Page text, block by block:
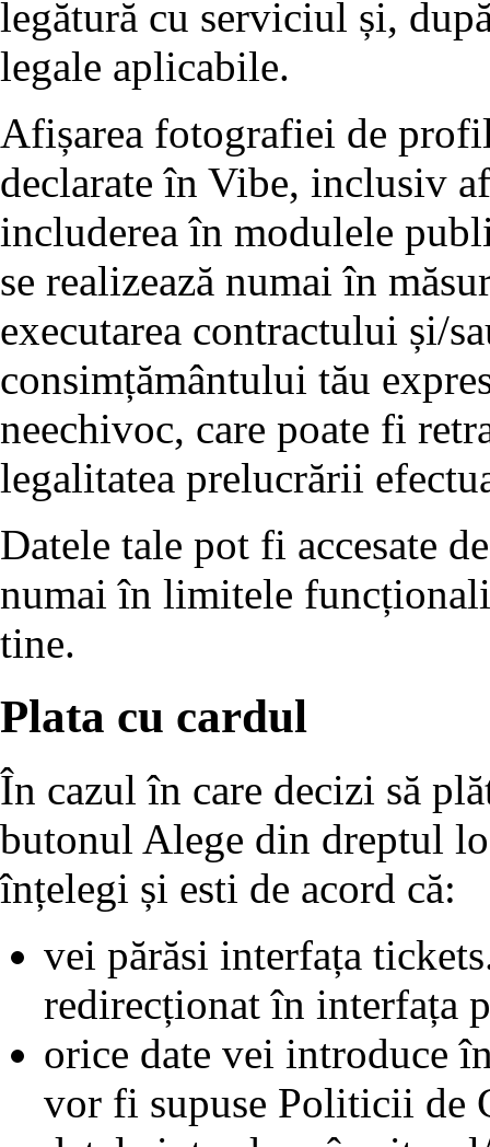
legătură cu serviciul și,
legale aplicabile.
Afișarea fotografiei de
declarate în Vibe, inclusiv
includerea în modulele
se realizează numai în
executarea contractului și/
consimțământului tău
neechivoc, care poate fi
legalitatea prelucrării
Datele tale pot fi accesate
numai în limitele
tine.
Plata cu cardul
În cazul în care decizi să
butonul Alege din dreptul
înțelegi și esti de acord că:
vei părăsi interfața
redirecționat în interfața
orice date vei introduce
vor fi supuse Politicii de